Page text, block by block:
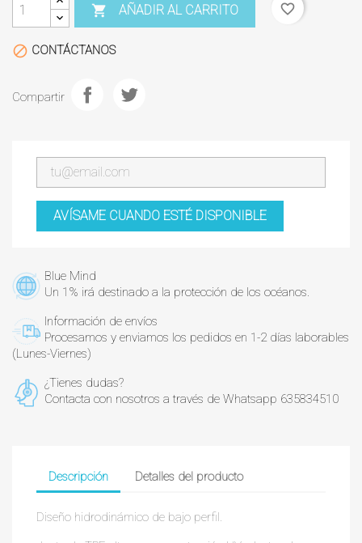
 AÑADIR AL CARRITO favorite_border
 CONTÁCTANOS
Compartir
AVÍSAME CUANDO ESTÉ DISPONIBLE
Blue Mind
Un 1% irá destinado a la protección de los océanos.
Información de envíos
Procesamos y enviamos los pedidos en 1-2 días laborables
(Lunes-Viernes)
¿Tienes dudas?
Contacta con nosotros a través de Whatsapp 635834510
Descripción Detalles del producto
Diseño hidrodinámico de bajo perfil.